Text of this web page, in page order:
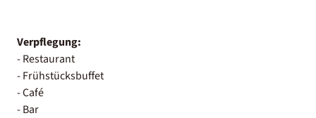
Verpflegung:
- Restaurant
- Frühstücksbuffet
- Café
- Bar